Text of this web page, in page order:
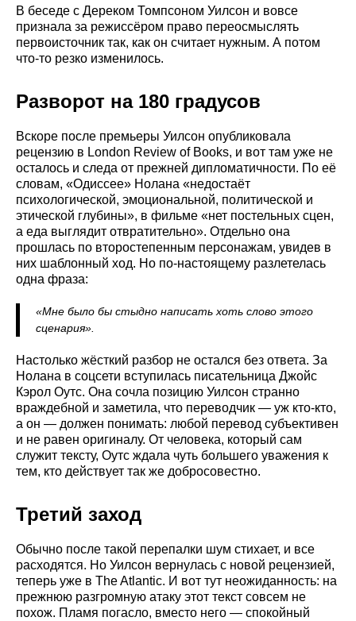
В беседе с Дереком Томпсоном Уилсон и вовсе
признала за режиссёром право переосмыслять
первоисточник так, как он считает нужным. А потом
что-то резко изменилось.
Разворот на 180 градусов
Вскоре после премьеры Уилсон опубликовала
рецензию в London Review of Books, и вот там уже не
осталось и следа от прежней дипломатичности. По её
словам, «Одиссее» Нолана «недостаёт
психологической, эмоциональной, политической и
этической глубины», в фильме «нет постельных сцен,
а еда выглядит отвратительно». Отдельно она
прошлась по второстепенным персонажам, увидев в
них шаблонный ход. Но по-настоящему разлетелась
одна фраза:
«Мне было бы стыдно написать хоть слово этого
сценария».
Настолько жёсткий разбор не остался без ответа. За
Нолана в соцсети вступилась писательница Джойс
Кэрол Оутс. Она сочла позицию Уилсон странно
враждебной и заметила, что переводчик — уж кто-кто,
а он — должен понимать: любой перевод субъективен
и не равен оригиналу. От человека, который сам
служит тексту, Оутс ждала чуть большего уважения к
тем, кто действует так же добросовестно.
Третий заход
Обычно после такой перепалки шум стихает, и все
расходятся. Но Уилсон вернулась с новой рецензией,
теперь уже в The Atlantic. И вот тут неожиданность: на
прежнюю разгромную атаку этот текст совсем не
похож. Пламя погасло, вместо него — спокойный